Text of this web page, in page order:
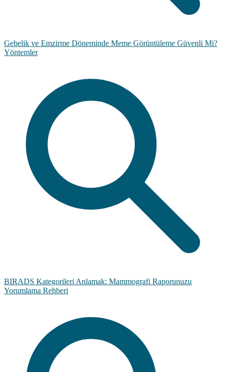
Gebelik ve Emzirme Döneminde Meme Görüntüleme Güvenli Mi?
Yöntemler
BIRADS Kategorileri Anlamak: Mammografi Raporunuzu
Yorumlama Rehberi